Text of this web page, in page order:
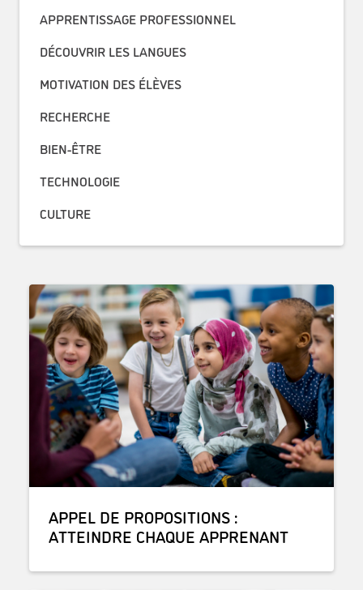
APPRENTISSAGE PROFESSIONNEL
DÉCOUVRIR LES LANGUES
MOTIVATION DES ÉLÈVES
RECHERCHE
BIEN-ÊTRE
TECHNOLOGIE
CULTURE
APPEL DE PROPOSITIONS :
ATTEINDRE CHAQUE APPRENANT